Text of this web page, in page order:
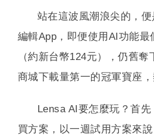
站在這波風潮浪尖的，
編輯App，即便使用AI功能最
（約新台幣124元），仍舊
商城下載量第一的冠軍寶座，
Lensa AI要怎麼玩？首
買方案，以一週試用方案來